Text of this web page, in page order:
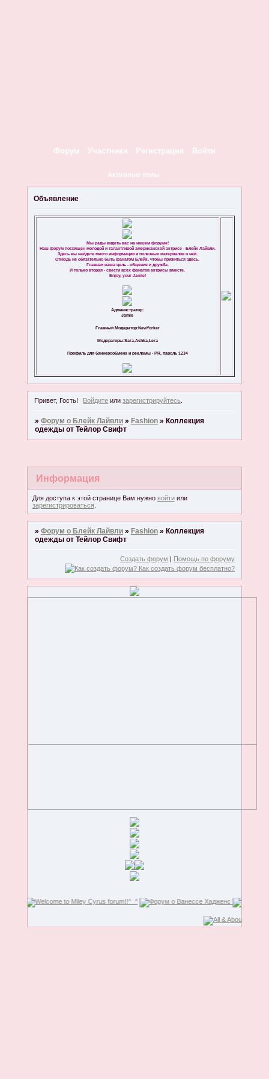
Форум Участники Регистрация Войти
Активные темы
Объявление
Мы рады видеть вас на нашем форуме!
Наш форум посвящен молодой и талантливой американской актрисе - Блейк Лайвли.
Здесь вы найдете много информации и полезных материалов о ней.
Отнюдь не обязательно быть фанатом Блейк, чтобы прижиться здесь.
Главная наша цель - общение и дружба.
И только вторая - свести всех фанатов актрисы вместе.
Enjoy, your Jamie!
Администратор:
Jamie
Главный Модератор:NewYorker
Модераторы:Sara,Ashka,Lera
Профиль для баннерообмена и рекламы - PR, пароль 1234
Привет, Гость! Войдите илизарегистрируйтесь
» Форум о Блейк Лайвли » Fashion » Коллекция
одежды от Тейлор Свифт
Информация
Для доступа к этой странице Вам нужно войтиили
зарегистрироваться.
» Форум о Блейк Лайвли » Fashion » Коллекция
одежды от Тейлор Свифт
Создать форум | Помощь по форуму